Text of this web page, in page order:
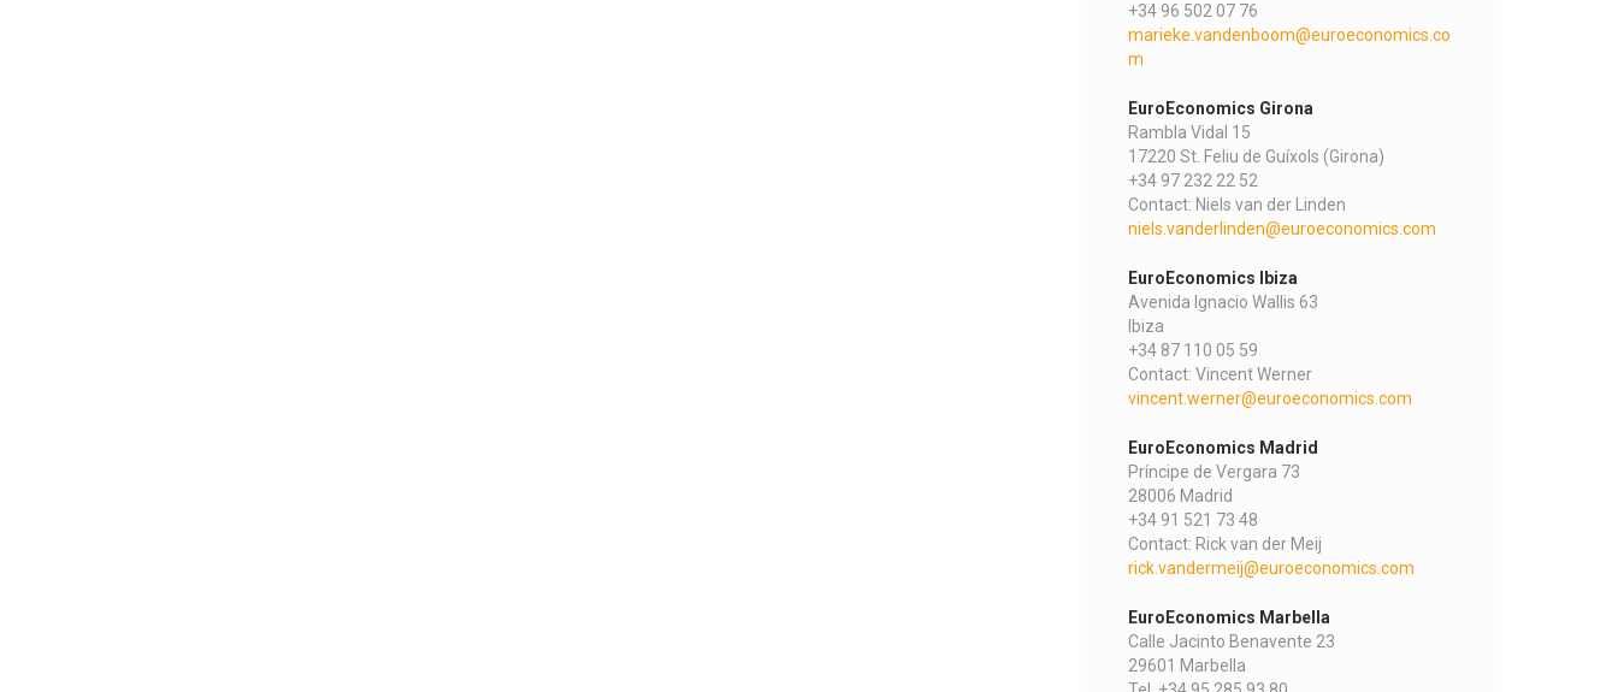
+34 96 502 07 76
marieke.vandenboom@euroeconomics.co
m
EuroEconomics Girona
Rambla Vidal 15
17220 St. Feliu de Guíxols (Girona)
+34 97 232 22 52
Contact: Niels van der Linden
niels.vanderlinden@euroeconomics.com
EuroEconomics Ibiza
Avenida Ignacio Wallis 63
Ibiza
+34 87 110 05 59
Contact: Vincent Werner
vincent.werner@euroeconomics.com
EuroEconomics Madrid
Príncipe de Vergara 73
28006 Madrid
+34 91 521 73 48
Contact: Rick van der Meij
rick.vandermeij@euroeconomics.com
EuroEconomics Marbella
Calle Jacinto Benavente 23
29601 Marbella